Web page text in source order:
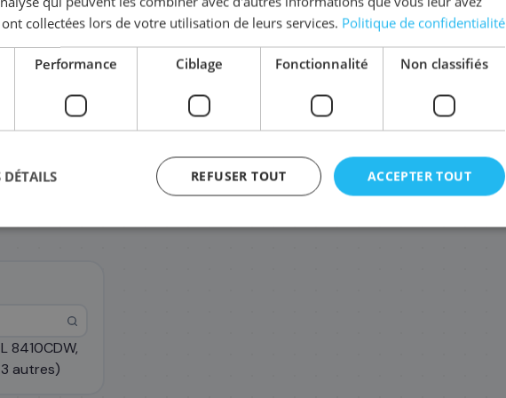
8410CDW,
autres)
Complétez la sérieTN-423
TN-423M TN-423C TN-423BK
collectées lors de votre utilisation de leurs services. Politique de confidentialité
Performance Ciblage Fonctionnalité Non classifiés
ACCEPTER TOUT
REFUSER TOUT
DÉTAILS